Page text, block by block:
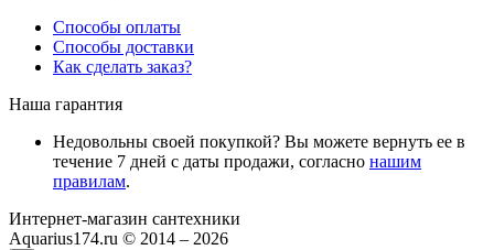
Способы оплаты
Способы доставки
Как сделать заказ?
Наша гарантия
Недовольны своей покупкой? Вы можете вернуть ее в
течение 7 дней с даты продажи, согласно нашим
правилам.
Интернет-магазин сантехники
Aquarius174.ru © 2014 – 2026